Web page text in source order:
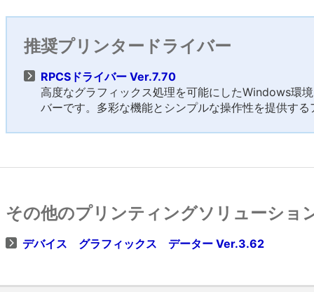
推奨プリンタードライバー
RPCSドライバー Ver.7.70
高度なグラフィックス処理を可能にしたWindows環
バーです。多彩な機能とシンプルな操作性を提供す
その他のプリンティングソリューショ
デバイス グラフィックス データー Ver.3.62